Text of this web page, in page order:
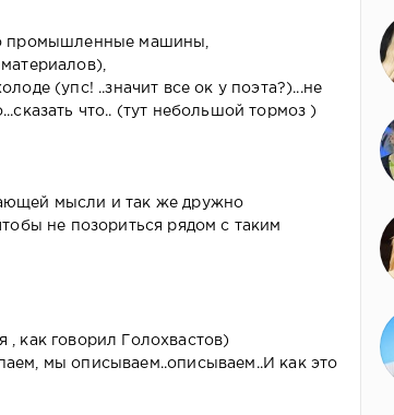
промышленные машины,
(упс! ..значит все ок у поэта?)...не
что.. (тут небольшой тормоз )
мысли и так же дружно
не позориться рядом с таким
, как говорил Голохвастов)
мы описываем..описываем..И как это